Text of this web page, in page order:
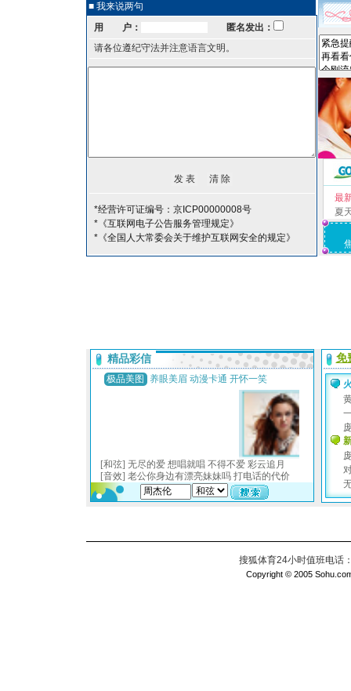
■ 我来说两句
用 户：
匿名发出：
请各位遵纪守法并注意语言文明。
*经营许可证编号：京ICP00000008号
*《互联网电子公告服务管理规定》
*《全国人大常委会关于维护互联网安全的规定》
最
夏
搜狐体育24小时值班电话
Copyright © 2005